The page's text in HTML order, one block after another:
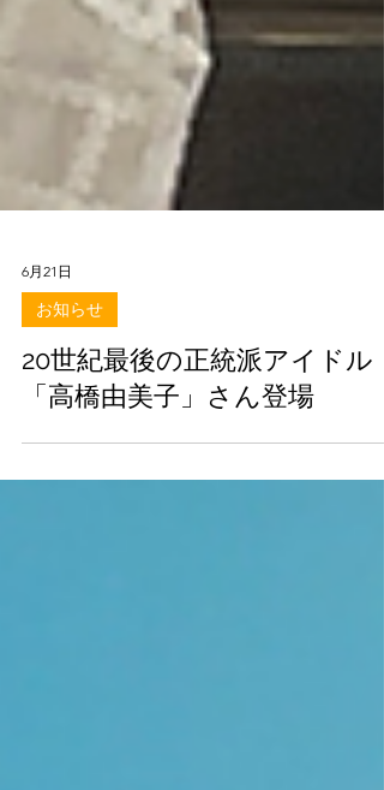
6月21日
お知らせ
20世紀最後の正統派アイドル
「高橋由美子」さん登場